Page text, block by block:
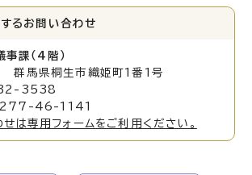
る お問い合わせ
課（4階）
馬県桐生市織姫町1番1号
3538
0277-46-1141
は専用フォームをご利用ください。